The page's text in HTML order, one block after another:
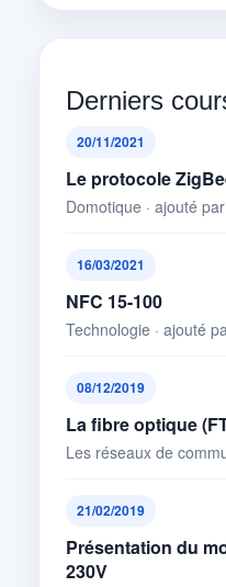
Derniers
20/11/2021
Le protocole
Domotique · ajouté
16/03/2021
NFC 15-100
Technologie · ajouté
08/12/2019
La fibre optique
Les réseaux de
21/02/2019
Présentation du
230V